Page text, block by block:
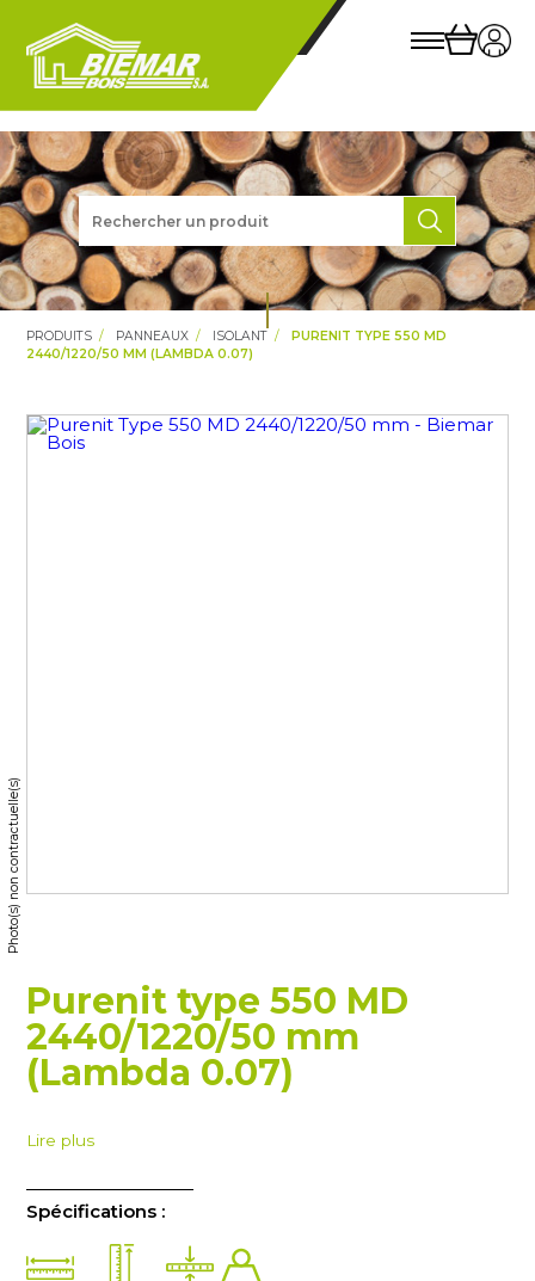
PRODUITS PANNEAUX ISOLANT
PURENIT TYPE 550 MD
2440/1220/50 MM (LAMBDA 0.07)
Photo(s) non contractuelle(s)
Purenit type 550 MD
2440/1220/50 mm
(Lambda 0.07)
Lire plus
Spécifications :